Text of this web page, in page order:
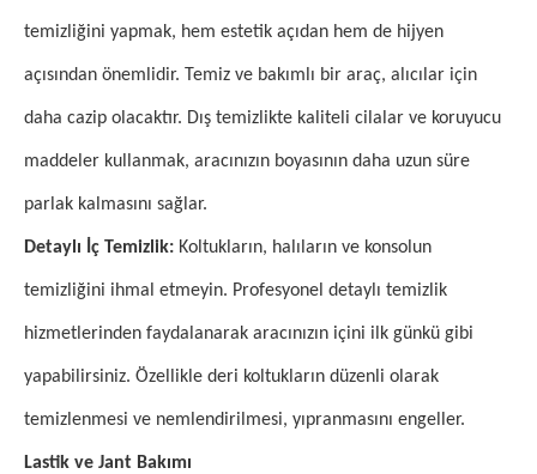
temizliğini yapmak, hem estetik açıdan hem de hijyen
açısından önemlidir. Temiz ve bakımlı bir araç, alıcılar için
daha cazip olacaktır. Dış temizlikte kaliteli cilalar ve koruyucu
maddeler kullanmak, aracınızın boyasının daha uzun süre
parlak kalmasını sağlar.
Detaylı İç Temizlik: Koltukların, halıların ve konsolun
temizliğini ihmal etmeyin. Profesyonel detaylı temizlik
hizmetlerinden faydalanarak aracınızın içini ilk günkü gibi
yapabilirsiniz. Özellikle deri koltukların düzenli olarak
temizlenmesi ve nemlendirilmesi, yıpranmasını engeller.
Lastik ve Jant Bakımı